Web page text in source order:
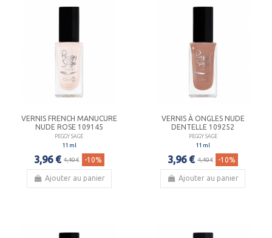
VERNIS FRENCH MANUCURE
NUDE ROSE 109145
PEGGY SAGE
11 ml
3,96 € 4,40 € -10%
Ajouter au panier
VERNIS À ONGLES NUDE
DENTELLE 109252
PEGGY SAGE
11 ml
3,96 € 4,40 € -10%
Ajouter au panier